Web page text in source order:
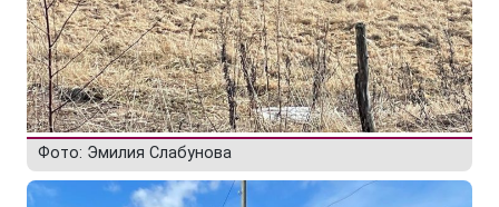
Фото: Эмилия Слабунова